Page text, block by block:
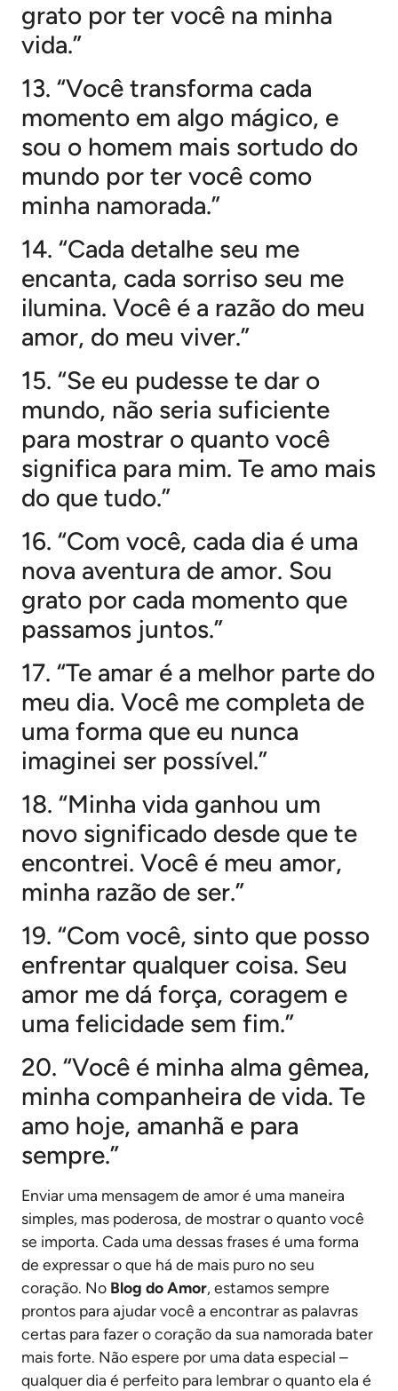
grato por ter você na minha
vida.”
13. “Você transforma cada
momento em algo mágico, e
sou o homem mais sortudo do
mundo por ter você como
minha namorada.”
14. “Cada detalhe seu me
encanta, cada sorriso seu me
ilumina. Você é a razão do meu
amor, do meu viver.”
15. “Se eu pudesse te dar o
mundo, não seria suficiente
para mostrar o quanto você
significa para mim. Te amo mais
do que tudo.”
16. “Com você, cada dia é uma
nova aventura de amor. Sou
grato por cada momento que
passamos juntos.”
17. “Te amar é a melhor parte do
meu dia. Você me completa de
uma forma que eu nunca
imaginei ser possível.”
18. “Minha vida ganhou um
novo significado desde que te
encontrei. Você é meu amor,
minha razão de ser.”
19. “Com você, sinto que posso
enfrentar qualquer coisa. Seu
amor me dá força, coragem e
uma felicidade sem fim.”
20. “Você é minha alma gêmea,
minha companheira de vida. Te
amo hoje, amanhã e para
sempre.”
Enviar uma mensagem de amor é uma maneira
simples, mas poderosa, de mostrar o quanto você
se importa. Cada uma dessas frases é uma forma
de expressar o que há de mais puro no seu
coração. No Blog do Amor, estamos sempre
prontos para ajudar você a encontrar as palavras
certas para fazer o coração da sua namorada bater
mais forte. Não espere por uma data especial –
qualquer dia é perfeito para lembrar o quanto ela é